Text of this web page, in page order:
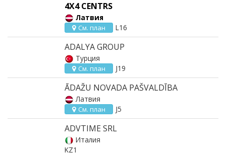
4X4 CENTRS
Латвия
См. план L16
ADALYA GROUP
Турция
См. план J19
ĀDAŽU NOVADA PAŠVALDĪBA
Латвия
См. план J5
ADVTIME SRL
Италия
KZ1